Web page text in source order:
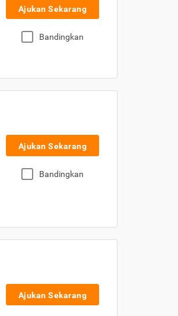
Ajukan Sekarang
Bandingkan
Ajukan Sekarang
Bandingkan
Ajukan Sekarang